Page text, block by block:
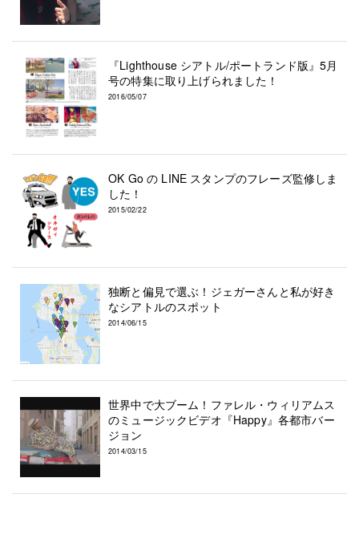
『Lighthouse シアトル/ポートランド版』5月
号の特集に取り上げられました！
2016/05/07
OK Go の LINE スタンプのフレーズ監修しま
した！
2015/02/22
独断と偏見で選ぶ！ジェガーさんと私が好き
なシアトルのスポット
2014/06/15
世界中で大ブーム！ファレル・ウィリアムス
のミュージックビデオ『Happy』各都市バー
ジョン
2014/03/15